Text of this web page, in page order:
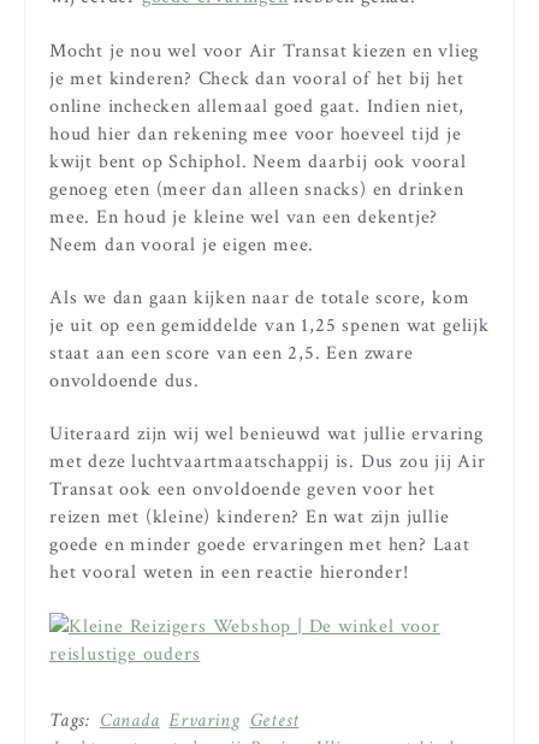
Mocht je nou wel voor Air Transat kiezen en vlieg
je met kinderen? Check dan vooral of het bij het
online inchecken allemaal goed gaat. Indien niet,
houd hier dan rekening mee voor hoeveel tijd je
kwijt bent op Schiphol. Neem daarbij ook vooral
genoeg eten (meer dan alleen snacks) en drinken
mee. En houd je kleine wel van een dekentje?
Neem dan vooral je eigen mee.
Als we dan gaan kijken naar de totale score, kom
je uit op een gemiddelde van 1,25 spenen wat gelijk
staat aan een score van een 2,5. Een zware
onvoldoende dus.
Uiteraard zijn wij wel benieuwd wat jullie ervaring
met deze luchtvaartmaatschappij is. Dus zou jij Air
Transat ook een onvoldoende geven voor het
reizen met (kleine) kinderen? En wat zijn jullie
goede en minder goede ervaringen met hen? Laat
het vooral weten in een reactie hieronder!
Tags: Canada Ervaring Getest